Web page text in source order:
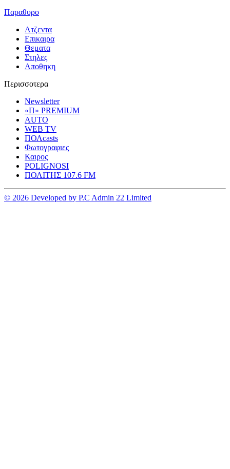
Παραθυρο
Ατζεντα
Επικαιρα
Θεματα
Στηλες
Αποθηκη
Περισσοτερα
Newsletter
«Π» PREMIUM
AUTO
WEB TV
ΠΟΛcasts
Φωτογραφιες
Καιρος
POLIGNOSI
ΠΟΛΙΤΗΣ 107.6 FM
© 2026 Developed by P.C Admin 22 Limited